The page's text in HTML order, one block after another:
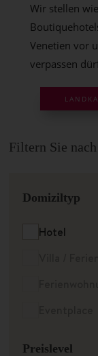
Wir stellen
Venetien vor
verpassen
Filtern Sie
Domiziltyp
Hotel
Preislevel